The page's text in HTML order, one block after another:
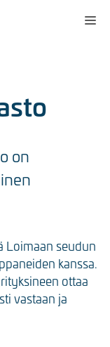
on
Loimaan seudun
kanssa.
ottaa
vastaan ja